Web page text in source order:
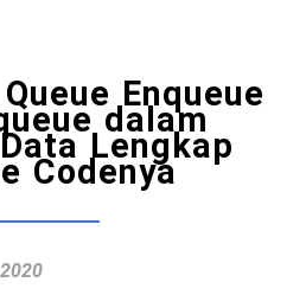
Enqueue
dalam
Lengkap
Codenya